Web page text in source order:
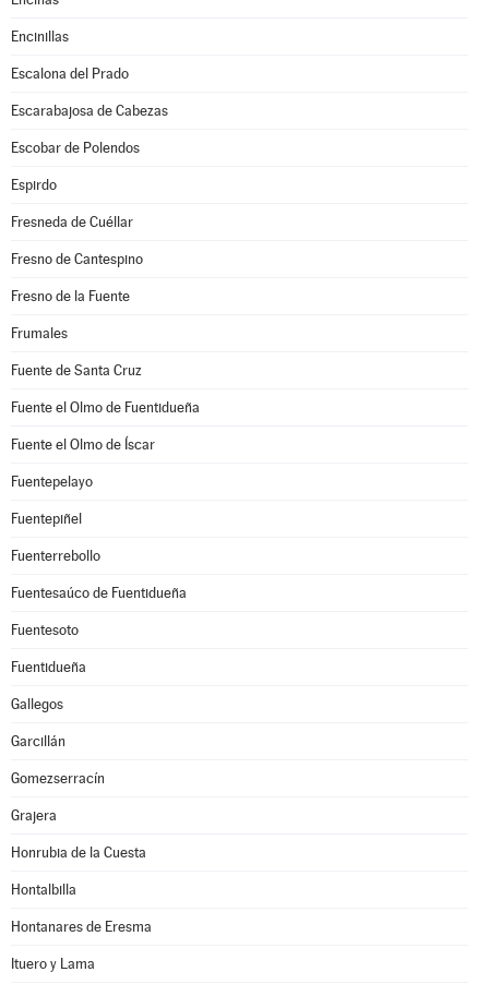
Encinillas
Escalona del Prado
Escarabajosa de Cabezas
Escobar de Polendos
Espirdo
Fresneda de Cuéllar
Fresno de Cantespino
Fresno de la Fuente
Frumales
Fuente de Santa Cruz
Fuente el Olmo de Fuentidueña
Fuente el Olmo de Íscar
Fuentepelayo
Fuentepiñel
Fuenterrebollo
Fuentesaúco de Fuentidueña
Fuentesoto
Fuentidueña
Gallegos
Garcillán
Gomezserracín
Grajera
Honrubia de la Cuesta
Hontalbilla
Hontanares de Eresma
Ituero y Lama